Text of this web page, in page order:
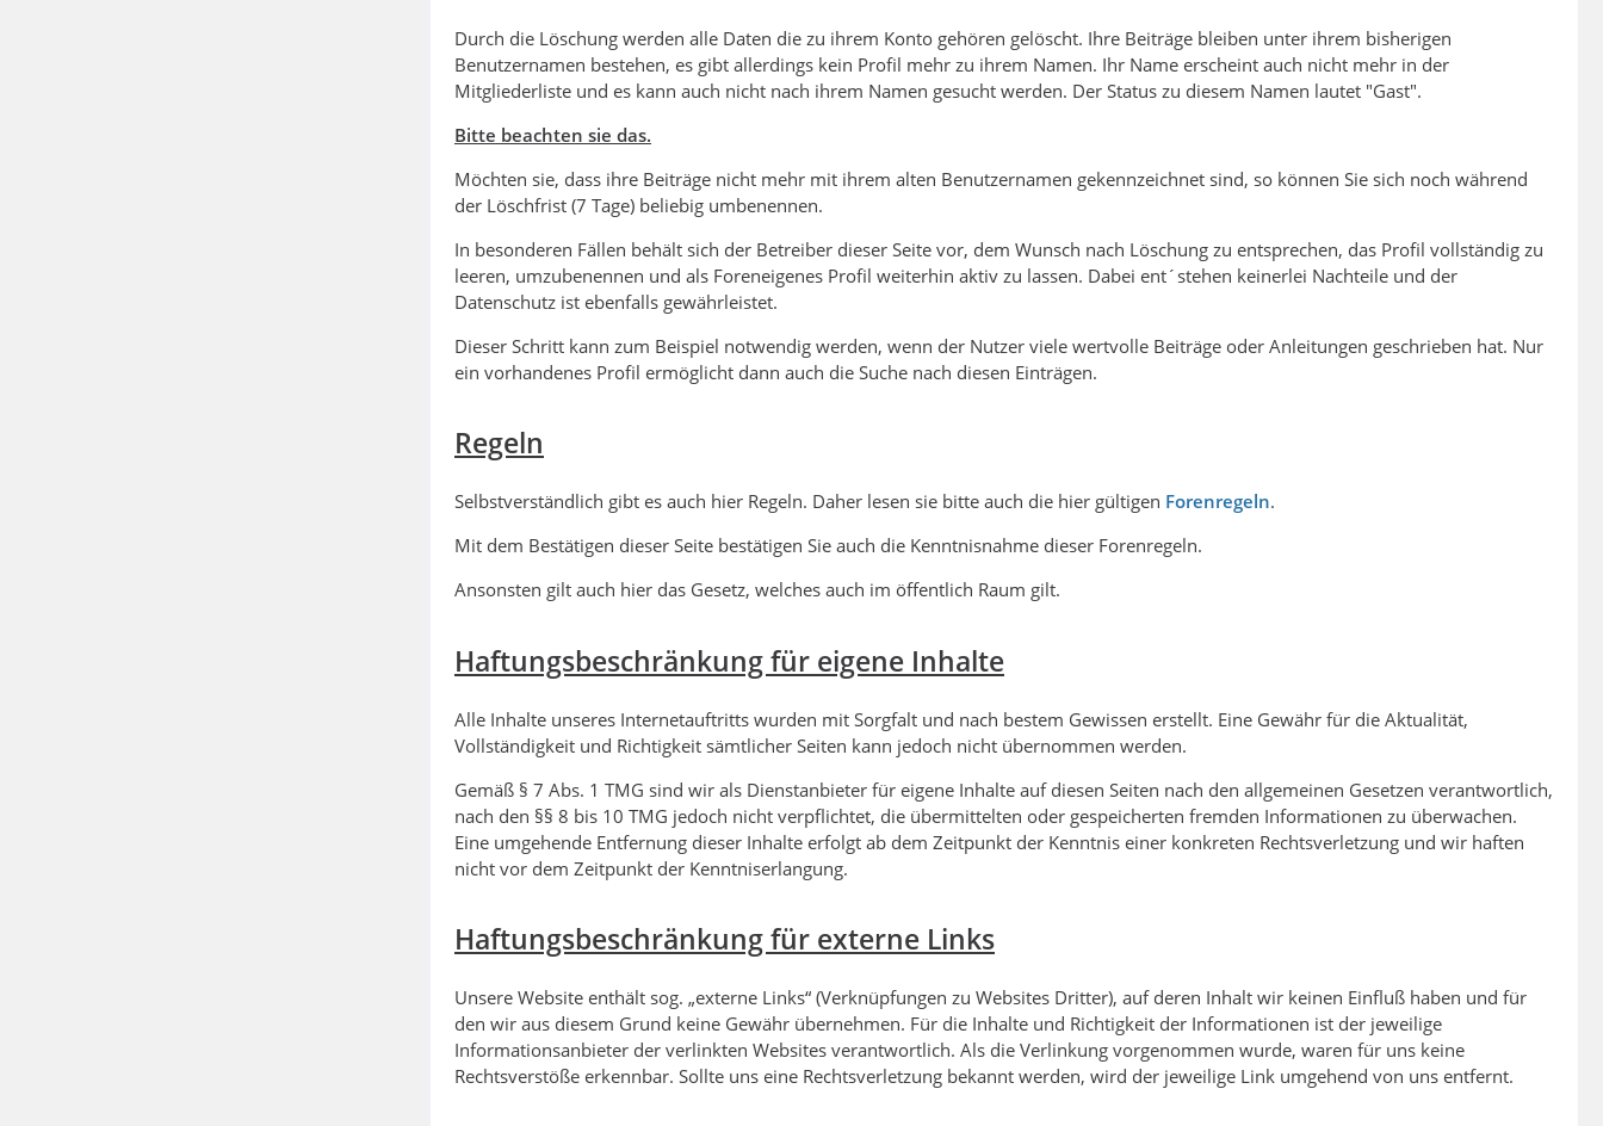
Durch die Löschung werden alle Daten die zu ihrem Konto gehören gelöscht. Ihre Beiträge bleiben unter ihrem bisherigen
Benutzernamen bestehen, es gibt allerdings kein Profil mehr zu ihrem Namen. Ihr Name erscheint auch nicht mehr in der
Mitgliederliste und es kann auch nicht nach ihrem Namen gesucht werden. Der Status zu diesem Namen lautet "Gast".
Bitte beachten sie das.
Möchten sie, dass ihre Beiträge nicht mehr mit ihrem alten Benutzernamen gekennzeichnet sind, so können Sie sich noch während
der Löschfrist (7 Tage) beliebig umbenennen.
In besonderen Fällen behält sich der Betreiber dieser Seite vor, dem Wunsch nach Löschung zu entsprechen, das Profil vollständig zu
leeren, umzubenennen und als Foreneigenes Profil weiterhin aktiv zu lassen. Dabei ent´stehen keinerlei Nachteile und der
Datenschutz ist ebenfalls gewährleistet.
Dieser Schritt kann zum Beispiel notwendig werden, wenn der Nutzer viele wertvolle Beiträge oder Anleitungen geschrieben hat. Nur
ein vorhandenes Profil ermöglicht dann auch die Suche nach diesen Einträgen.
Regeln
Selbstverständlich gibt es auch hier Regeln. Daher lesen sie bitte auch die hier gültigen Forenregeln.
Mit dem Bestätigen dieser Seite bestätigen Sie auch die Kenntnisnahme dieser Forenregeln.
Ansonsten gilt auch hier das Gesetz, welches auch im öffentlich Raum gilt.
Haftungsbeschränkung für eigene Inhalte
Alle Inhalte unseres Internetauftritts wurden mit Sorgfalt und nach bestem Gewissen erstellt. Eine Gewähr für die Aktualität,
Vollständigkeit und Richtigkeit sämtlicher Seiten kann jedoch nicht übernommen werden.
Gemäß § 7 Abs. 1 TMG sind wir als Dienstanbieter für eigene Inhalte auf diesen Seiten nach den allgemeinen Gesetzen verantwortlich,
nach den §§ 8 bis 10 TMG jedoch nicht verpflichtet, die übermittelten oder gespeicherten fremden Informationen zu überwachen.
Eine umgehende Entfernung dieser Inhalte erfolgt ab dem Zeitpunkt der Kenntnis einer konkreten Rechtsverletzung und wir haften
nicht vor dem Zeitpunkt der Kenntniserlangung.
Haftungsbeschränkung für externe Links
Unsere Website enthält sog. „externe Links“ (Verknüpfungen zu Websites Dritter), auf deren Inhalt wir keinen Einfluß haben und für
den wir aus diesem Grund keine Gewähr übernehmen. Für die Inhalte und Richtigkeit der Informationen ist der jeweilige
Informationsanbieter der verlinkten Websites verantwortlich. Als die Verlinkung vorgenommen wurde, waren für uns keine
Rechtsverstöße erkennbar. Sollte uns eine Rechtsverletzung bekannt werden, wird der jeweilige Link umgehend von uns entfernt.